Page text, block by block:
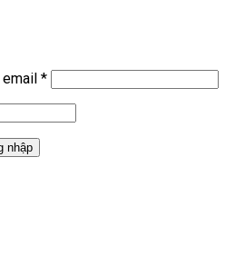
*
nhập